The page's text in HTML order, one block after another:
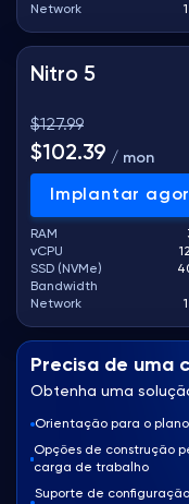
Network
Nitro 5
$127.99
$102.39 / mon
Implantar
RAM
vCPU
SSD (NVMe)
Bandwidth
Network
Precisa de uma
Obtenha uma
Orientação para o plano
Opções de construção
carga de trabalho
Suporte de